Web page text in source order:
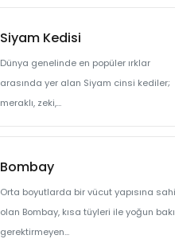
Siyam Kedisi
Dünya genelinde en popüler ırklar
arasında yer alan Siyam cinsi kediler;
meraklı, zeki,...
Bombay
Orta boyutlarda bir vücut yapısına
olan Bombay, kısa tüyleri ile yoğun
gerektirmeyen...